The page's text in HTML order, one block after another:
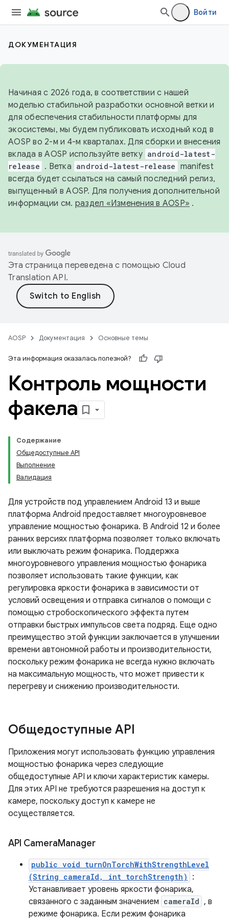
Войти
ДОКУМЕНТАЦИЯ
Начиная с 2026 года, в соответствии с нашей
моделью стабильной разработки основной ветки и
для обеспечения стабильности платформы для
экосистемы, мы будем публиковать исходный код в
AOSP во 2-м и 4-м кварталах. Для сборки и внесения
вклада в AOSP используйте ветку android-latest-
release . Ветка android-latest-release manifest
всегда будет ссылаться на самый последний релиз,
выпущенный в AOSP. Для получения дополнительной
информации см. раздел «Изменения в AOSP» .
Эта страница переведена с помощью Cloud
Translation API.
AOSP Документация Основные темы
Эта информация оказалась полезной?
Контроль мощности
факела
Содержание
Общедоступные API
Выполнение
Валидация
Для устройств под управлением Android 13 и выше
платформа Android предоставляет многоуровневое
управление мощностью фонарика. В Android 12 и более
ранних версиях платформа позволяет только включать
или выключать режим фонарика. Поддержка
многоуровневого управления мощностью фонарика
позволяет использовать такие функции, как
регулировка яркости фонарика в зависимости от
условий освещения и отправка сигналов о помощи с
помощью стробоскопического эффекта путем
отправки быстрых импульсов света подряд. Еще одно
преимущество этой функции заключается в улучшении
времени автономной работы и производительности,
поскольку режим фонарика не всегда нужно включать
на максимальную мощность, что может привести к
перегреву и снижению производительности.
Общедоступные API
Приложения могут использовать функцию управления
мощностью фонарика через следующие
общедоступные API и ключи характеристик камеры.
Для этих API не требуются разрешения на доступ к
камере, поскольку доступ к камере не
осуществляется.
API CameraManager
public void turnOnTorchWithStrengthLevel
(String cameraId, int torchStrength)
:
Устанавливает уровень яркости фонарика,
связанного с заданным значением cameraId , в
режиме фонарика. Если режим фонарика